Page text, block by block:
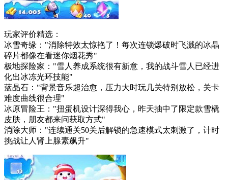
玩家评价精选：
冰雪奇缘："消除特效太惊艳了！每次连锁爆破时飞溅的冰晶
碎片都像在看迷你烟花秀"
极地探险家："雪人养成系统很有新意，我的战斗雪人已经进
化出冰冻光环技能"
蓝晶石："背景音乐超治愈，压力大时玩几关特别放松，关卡
难度曲线很合理"
冰原冒险王："扭蛋机设计深得我心，昨天抽中了限定款雪橇
皮肤，朋友都来问获取方式"
消除大师："连续通关50关后解锁的急速模式太刺激了，计时
挑战让人肾上腺素飙升"